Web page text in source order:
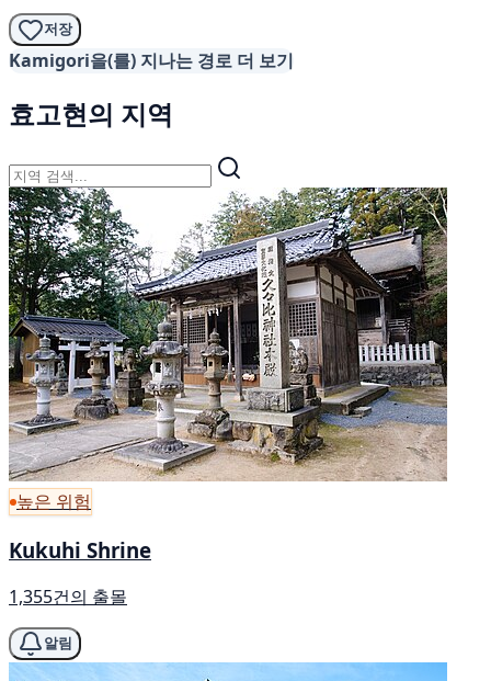
저장
Kamigori을(를) 지나는 경로 더 보기
효고현의 지역
높은 위험
Kukuhi Shrine
1,355건의 출몰
알림